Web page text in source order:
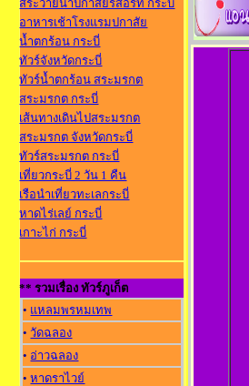
สระว่ายน้ำปกาสัยรีสอร์ท กระบี่
อาหารเช้าโรงแรมปกาสัย
น้ำตกร้อน กระบี่
ทัวร์จังหวัดกระบี่
ทัวร์น้ำตกร้อน สระมรกต
สระมรกต กระบี่
เส้นทางเดินไปสระมรกต
สระมรกต จังหวัดกระบี่
ทัวร์สระมรกต กระบี่
เที่ยวกระบี่ 2 วัน 1 คืน
เรือนำเที่ยวทะเลกระบี่
หาดไร่เลย์ กระบี่
เกาะไก่ กระบี่
** รวมเรื่อง ทัวร์ภูเก็ต
• แหลมพรหมเทพ
• วัดฉลอง
• อ่าวฉลอง
• หาดราไวย์